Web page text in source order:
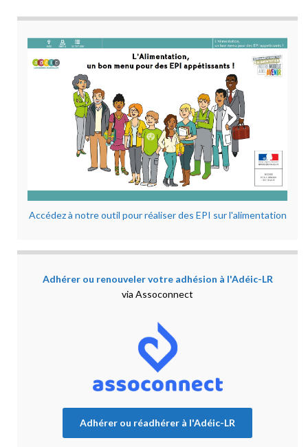
Accédez à notre outil pour réaliser des EPI sur l'alimentation
Adhérer ou renouveler votre adhésion à l'Adéic-LR
via Assoconnect
Adhérer ou réadhérer à l'Adéic-LR